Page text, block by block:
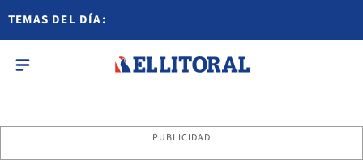
TEMAS DEL DÍA:
PUBLICIDAD